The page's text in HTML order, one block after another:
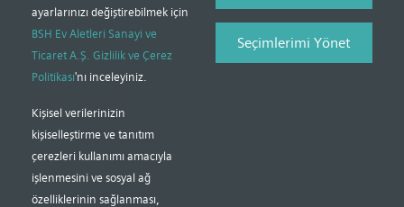
ayarlarınızı değiştirebilmek için
BSH Ev Aletleri Sanayi ve
Ticaret A.Ş. Gizlilik ve Çerez
Politikası'nı inceleyiniz.
Kişisel verilerinizin
kişiselleştirme ve tanıtım
çerezleri kullanımı amacıyla
işlenmesini ve sosyal ağ
özelliklerinin sağlanması,
Seçimlerimi Yönet